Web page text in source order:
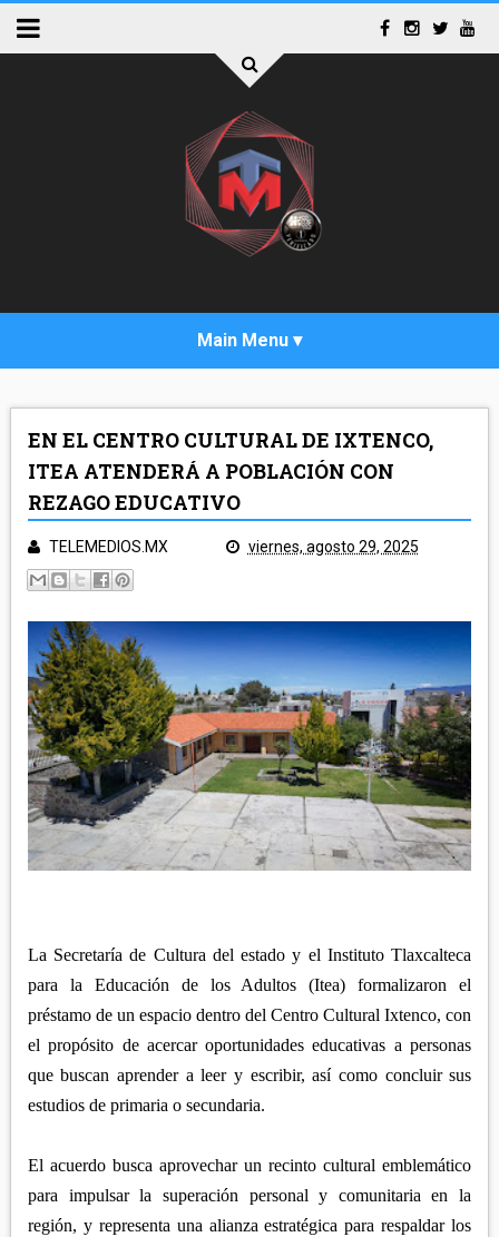
POLICÍA Y NOTA ROJA
SALUD
EDUCACIÓN
ECONOMÍA
CAMPO
ARTE Y CULTURA
TURISMO
DEPORTES
TLAXCALA
LEGISLATIVO
JUDICIAL
MUNICIPIOS
CAPITAL
REGIÓN ORIENTE
HUAMANTLA
IXTENCO
ZITLALTEPEC
TERRENATE
REGIÓN CENTRO-NORTE
TOCATLÁN
TLAXCO
REGIÓN CENTRO-SUR
CHIAUTEMPAN
CONTLA
PANOTLA
SAN PABLO DEL MONTE
ZACATELCO
REGIÓN PONIENTE
NANACAMILPA
SANCTÓRUM
NACIONAL
TELEMEDIOS TV
EN EL CENTRO CULTURAL DE IXTENCO,
ITEA ATENDERÁ A POBLACIÓN CON
REZAGO EDUCATIVO
TELEMEDIOS.MX viernes, agosto 29, 2025
La Secretaría de Cultura del estado y el Instituto Tlaxcalteca
para la Educación de los Adultos (Itea) formalizaron el
préstamo de un espacio dentro del Centro Cultural Ixtenco, con
el propósito de acercar oportunidades educativas a personas
que buscan aprender a leer y escribir, así como concluir sus
estudios de primaria o secundaria.
El acuerdo busca aprovechar un recinto cultural emblemático
para impulsar la superación personal y comunitaria en la
región, y representa una alianza estratégica para respaldar los